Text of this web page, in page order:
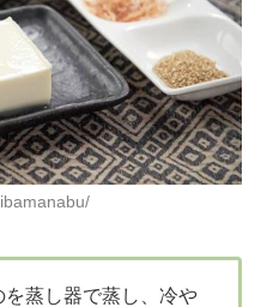
蒸し器で蒸し、冷や